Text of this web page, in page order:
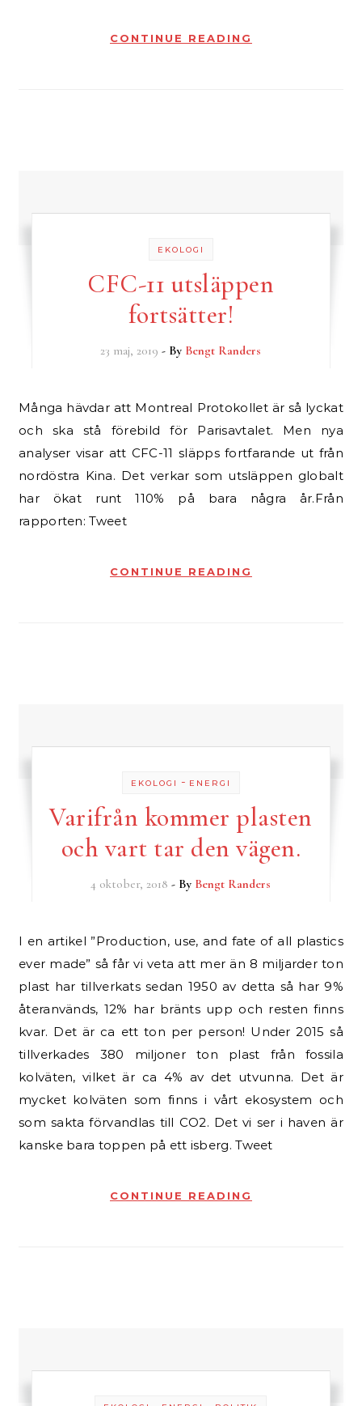
CONTINUE READING
EKOLOGI
CFC-11 utsläppen
fortsätter!
23 maj, 2019 - By Bengt Randers
Många hävdar att Montreal Protokollet är så lyckat
och ska stå förebild för Parisavtalet. Men nya
analyser visar att CFC-11 släpps fortfarande ut från
nordöstra Kina. Det verkar som utsläppen globalt
har ökat runt 110% på bara några år.Från
rapporten: Tweet
CONTINUE READING
EKOLOGI - ENERGI
Varifrån kommer plasten
och vart tar den vägen.
4 oktober, 2018 - By Bengt Randers
I en artikel ”Production, use, and fate of all plastics
ever made” så får vi veta att mer än 8 miljarder ton
plast har tillverkats sedan 1950 av detta så har 9%
återanvänds, 12% har bränts upp och resten finns
kvar. Det är ca ett ton per person! Under 2015 så
tillverkades 380 miljoner ton plast från fossila
kolväten, vilket är ca 4% av det utvunna. Det är
mycket kolväten som finns i vårt ekosystem och
som sakta förvandlas till CO2. Det vi ser i haven är
kanske bara toppen på ett isberg. Tweet
CONTINUE READING